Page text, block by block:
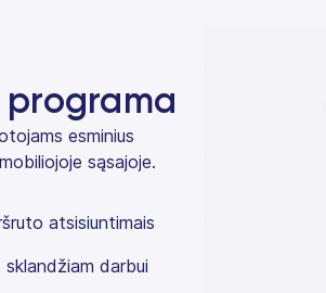
esminius
sąsajoje.
atsisiuntimais
darbui